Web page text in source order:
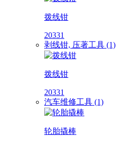
拨线钳
20331
剥线钳, 压著工具 (1)
拨线钳
20331
汽车维修工具 (1)
轮胎撬棒